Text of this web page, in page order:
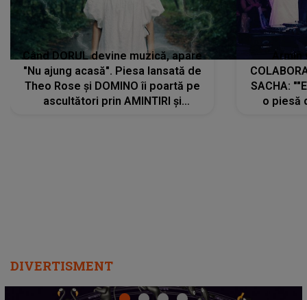
Când DORUL devine muzică, apare
"Nu ajung acasă". Piesa lansată de
Theo Rose și DOMINO îi poartă pe
ascultători prin AMINTIRI și
SACHA:
o piesă
DIVERTISMENT